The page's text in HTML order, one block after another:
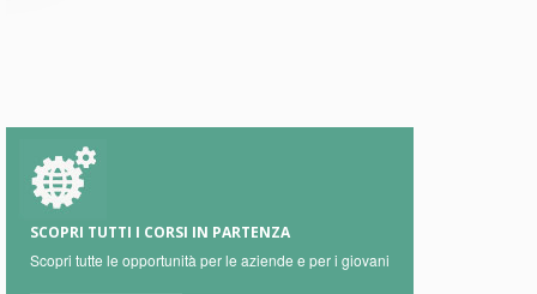
SCOPRI TUTTI I CORSI IN PARTENZA
Scopri tutte le opportunità per le aziende e per i giovani